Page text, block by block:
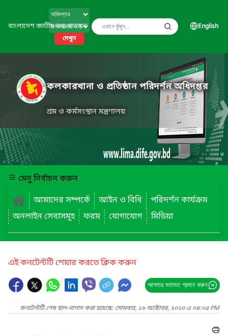
বাংলাদেশ জাতীয় তথ্য বাতায়ন
দেখুন
English
কলকারখানা ও প্রতিষ্ঠান পরিদর্শন অধিদপ্তর
শ্রম ও কর্মসংস্থান মন্ত্রণালয়
মেনু নির্বাচন করুন
আমাদের সম্পর্কে
আইন ও বিধি
পরিদর্শন কার্যক্রম
অনলাইন সেবাসমূহ
ফরম যোগাযোগ মিডিয়া
এই কনটেন্টটি শেয়ার করতে ক্লিক করুন
আপনার মতামত প্রদান করুন
কনটেন্টটি শেষ হাল-নাগাদ করা হয়েছে: সোমবার, ১৬ অক্টোবর, ২০২৩ এ ০৪:০৫ PM